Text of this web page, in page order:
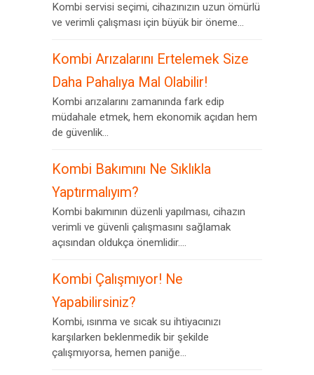
Kombi servisi seçimi, cihazınızın uzun ömürlü
ve verimli çalışması için büyük bir öneme...
Kombi Arızalarını Ertelemek Size
Daha Pahalıya Mal Olabilir!
Kombi arızalarını zamanında fark edip
müdahale etmek, hem ekonomik açıdan hem
de güvenlik...
Kombi Bakımını Ne Sıklıkla
Yaptırmalıyım?
Kombi bakımının düzenli yapılması, cihazın
verimli ve güvenli çalışmasını sağlamak
açısından oldukça önemlidir....
Kombi Çalışmıyor! Ne
Yapabilirsiniz?
Kombi, ısınma ve sıcak su ihtiyacınızı
karşılarken beklenmedik bir şekilde
çalışmıyorsa, hemen paniğe...